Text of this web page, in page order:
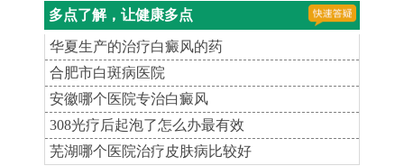
多点了解，让健康多点
华夏生产的治疗白癜风的药
合肥市白斑病医院
安徽哪个医院专治白癜风
308光疗后起泡了怎么办最有效
芜湖哪个医院治疗皮肤病比较好